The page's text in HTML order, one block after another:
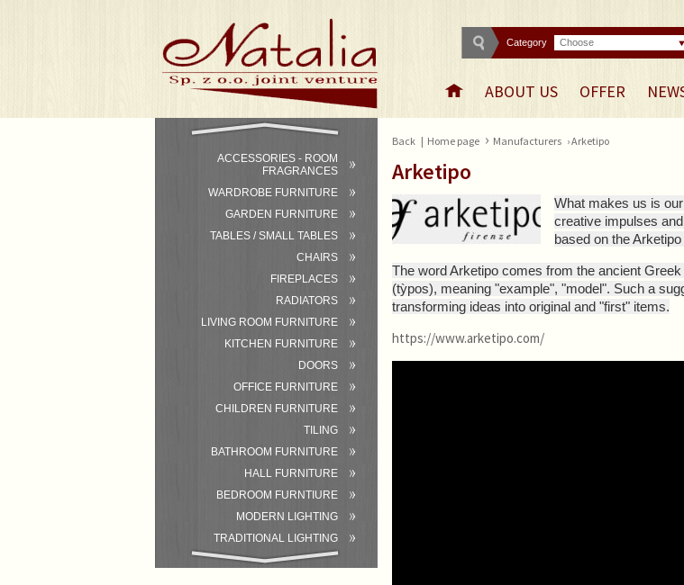
Category Choose
ABOUT US OFFER
ACCESSORIES - ROOM
FRAGRANCES
WARDROBE FURNITURE
GARDEN FURNITURE
TABLES / SMALL TABLES
CHAIRS
FIREPLACES
RADIATORS
LIVING ROOM FURNITURE
KITCHEN FURNITURE
DOORS
OFFICE FURNITURE
CHILDREN FURNITURE
TILING
BATHROOM FURNITURE
HALL FURNITURE
BEDROOM FURNTIURE
MODERN LIGHTING
TRADITIONAL LIGHTING
BATHROOM
Back | Home page › Manufacturers › Arketipo
Arketipo
What makes us is
creative impulses
based on the Arketipo
The word Arketipo comes from the ancient
(tỳpos), meaning "example", "model". Such a
transforming ideas into original and "first" items.
https://www.arketipo.com/